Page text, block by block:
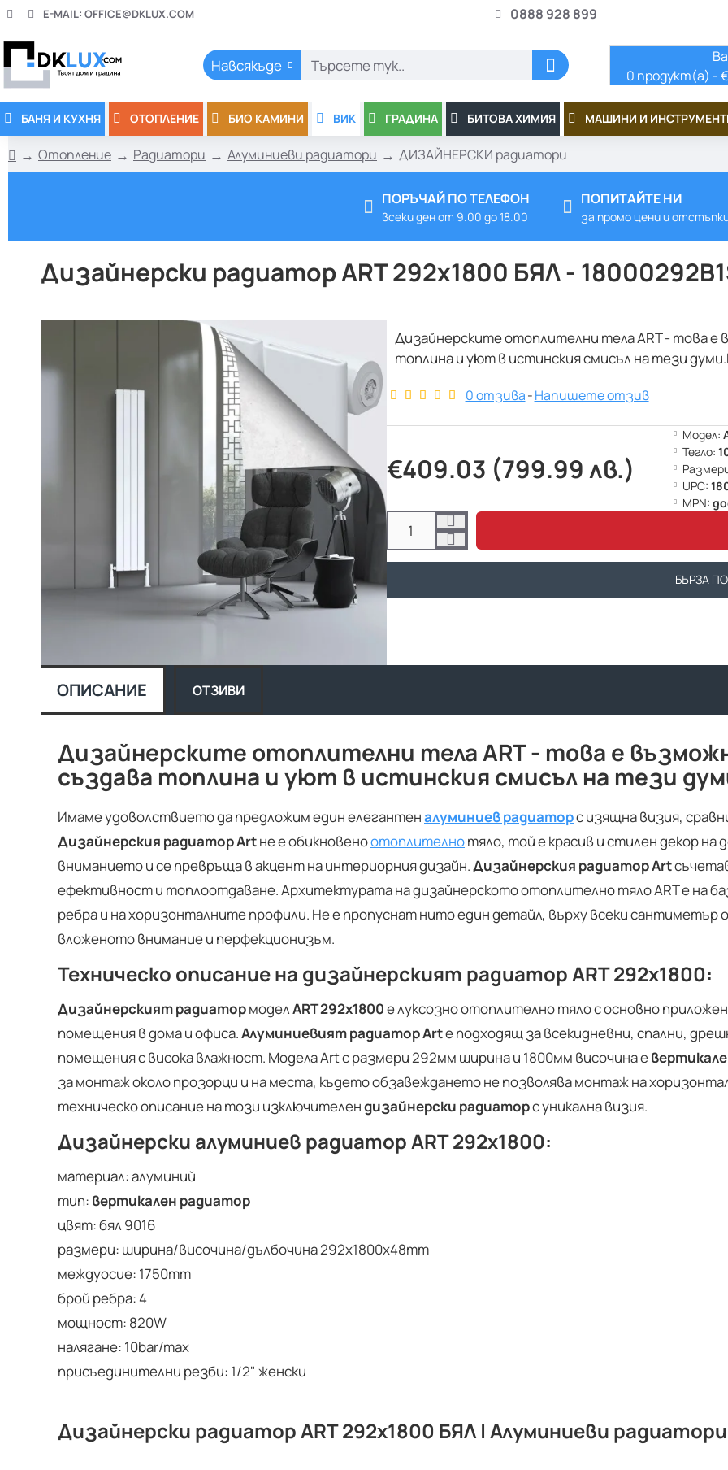
E-MAIL: OFFICE@DKLUX.COM 0888 928 899
Навсякъде
Търсете
0 продукт(а) -
БАНЯ И КУХНЯ ОТОПЛЕНИЕ БИО КАМИНИ ВИК ГРАДИНА БИТОВА ХИМИЯ МАШИНИ И
h
Отопление Радиатори Алуминиеви радиатори ДИЗАЙНЕРСКИ радиатори
ПОРЪЧАЙ ПО ТЕЛЕФОН
всеки ден от 9.00 до 18.00
ПОПИТАЙТЕ НИ
за промо цени и
Дизайнерски радиатор ART 292x1800 БЯЛ -
Дизайнерските отоплителни тела ART - това
топлина и уют в истинския смисъл на тези
0 отзива-Напишете отзив
€409.03 (799.99 лв.)
Модел:
Тегло:
UPC:
MPN:
БЪРЗА
ОПИСАНИЕ ОТЗИВИ
Дизайнерските отоплителни тела ART - това е
създава топлина и уют в истинския смисъл на тези
Имаме удоволствието да предложим един елегантеналуминиев радиаторс изящна визия,
Дизайнерския радиатор Artне е обикновеноотоплителнотяло, той е красив и стилен декор на
вниманието и се превръща в акцент на интериорния дизайн.Дизайнерския радиатор Art
ефективност и топлоотдаване. Архитектурата на дизайнерското отоплително тяло ART е на
ребра и на хоризонталните профили. Не е пропуснат нито един детайл, върху всеки сантиметър
вложеното внимание и перфекционизъм.
Техническо описание на дизайнерският радиатор ART 292x1800:
Дизайнерският радиатормоделART 292х1800e луксозно отоплително тяло с основно
помещения в дома и офиса.Алуминиевият радиатор Artе подходящ за всекидневни, спални,
помещения с висока влажност. Модела Art с размери 292мм ширина и 1800мм височина е
за монтаж около прозорци и на места, където обзавеждането не позволява монтаж на
техническо описание на този изключителендизайнерски радиаторс уникална визия.
Дизайнерски алуминиев радиатор ART 292х1800:
материал: алуминий
тип: вертикален радиатор
цвят: бял 9016
размери: ширина/височина/дълбочина 292х1800х48mm
междуосие: 1750mm
брой ребра: 4
мощност: 820W
налягане: 10bar/max
присъединителни резби: 1/2" женски
Дизайнерски радиатор ART 292x1800 БЯЛ | Алуминиеви радиатори